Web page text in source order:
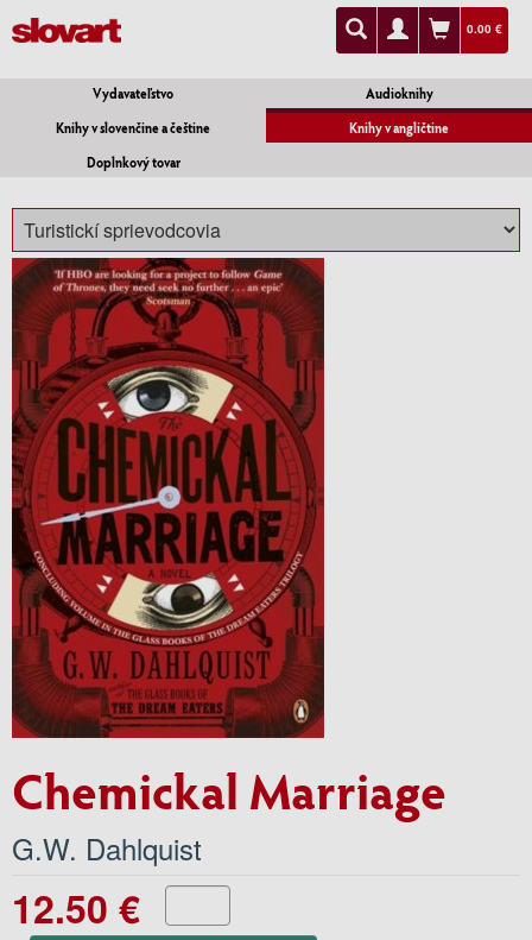
0.00 €
Vydavateľstvo
Audioknihy
Knihy v slovenčine a češtine
Knihy v angličtine
Doplnkový tovar
Chemickal Marriage
G.W. Dahlquist
12.50 €